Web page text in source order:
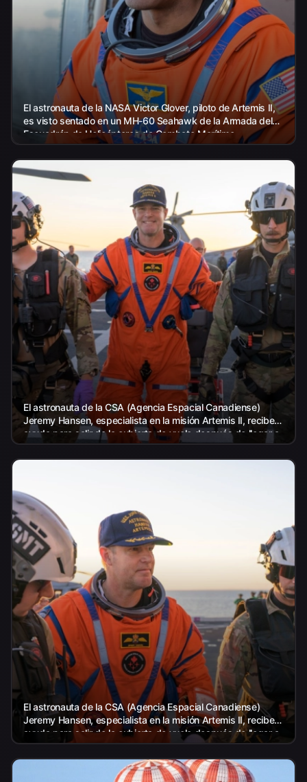
El astronauta de la NASA Victor Glover, piloto de Artemis II,
es visto sentado en un MH-60 Seahawk de la Armada del
Escuadrón de Helicópteros de Combate Marítimo...
El astronauta de la CSA (Agencia Espacial Canadiense)
Jeremy Hansen, especialista en la misión Artemis II, recibe
ayuda para salir de la cubierta de vuelo después de llegar a
bordo...
El astronauta de la CSA (Agencia Espacial Canadiense)
Jeremy Hansen, especialista en la misión Artemis II, recibe
ayuda para salir de la cubierta de vuelo después de llegar a
bordo...